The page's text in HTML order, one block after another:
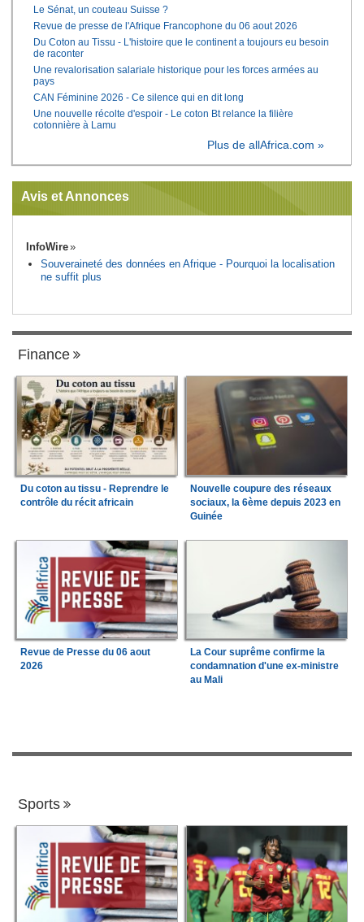
Le Sénat, un couteau Suisse ?
Revue de presse de l'Afrique Francophone du 06 aout 2026
Du Coton au Tissu - L'histoire que le continent a toujours eu besoin
de raconter
Une revalorisation salariale historique pour les forces armées au
pays
CAN Féminine 2026 - Ce silence qui en dit long
Une nouvelle récolte d'espoir - Le coton Bt relance la filière
cotonnière à Lamu
Plus de allAfrica.com »
Avis et Annonces
InfoWire
Souveraineté des données en Afrique - Pourquoi la localisation
ne suffit plus
Finance
Du coton au tissu - Reprendre le
contrôle du récit africain
Nouvelle coupure des réseaux
sociaux, la 6ème depuis 2023 en
Guinée
Revue de Presse du 06 aout
2026
La Cour suprême confirme la
condamnation d'une ex-ministre
au Mali
Sports